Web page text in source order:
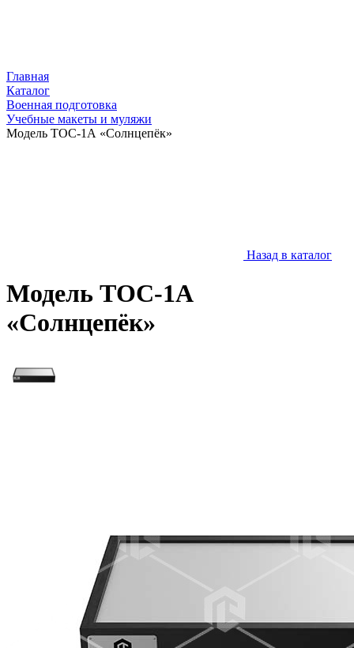
Главная
Каталог
Военная подготовка
Учебные макеты и муляжи
Модель ТОС-1А «Солнцепёк»
Назад в каталог
Модель ТОС-1А
«Солнцепёк»